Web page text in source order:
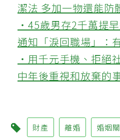
潔法 多加一物還能防
‧45歲男存2千萬提
通知「淚回職場」：
‧用千元手機、拒絕
中年後重視和放棄的
財產 離婚 婚姻